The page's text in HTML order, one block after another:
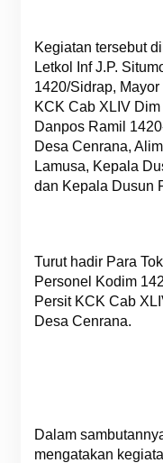
Kegiatan tersebut
Letkol Inf J.P.
1420/Sidrap,
KCK Cab XLIV
Danpos Ramil
Desa Cenrana,
Lamusa, Kepala
dan Kepala Dusun
Turut hadir Para
Personel Kodim
Persit KCK Cab
Desa Cenrana.
Dalam
mengatakan